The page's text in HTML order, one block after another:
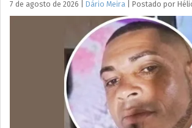
7 de agosto de 2026 Dário Meira Postado por